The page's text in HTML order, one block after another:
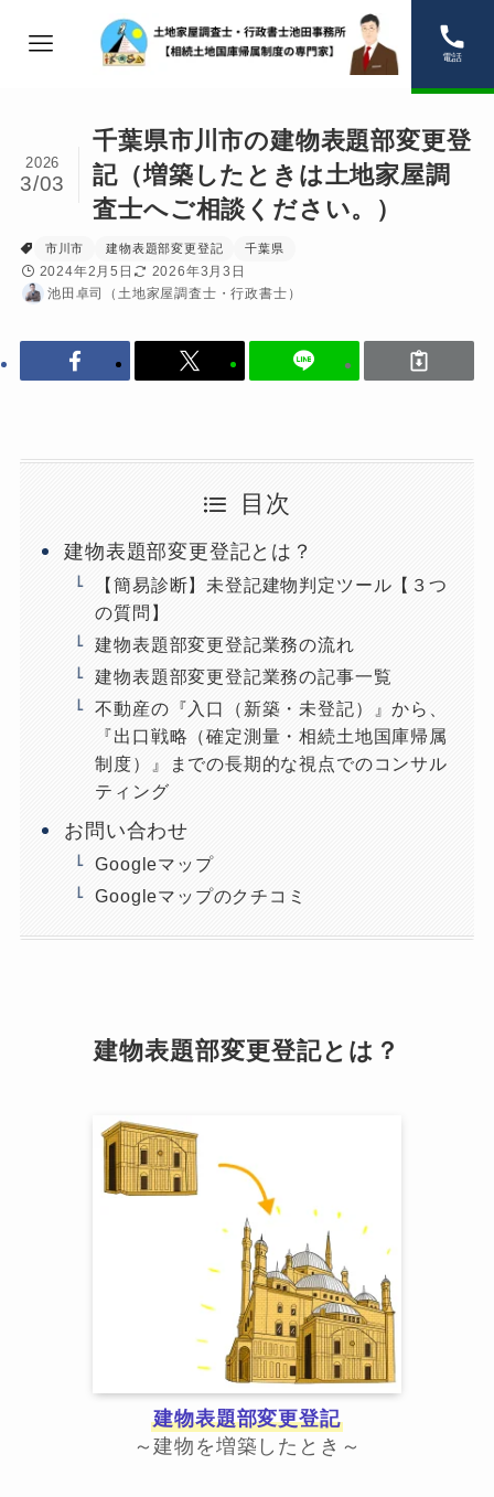
電話
千葉県市川市の建物表題部変更登
記（増築したときは土地家屋調
査士へご相談ください。）
2026
3/03
市川市 建物表題部変更登記 千葉県
2024年2月5日
2026年3月3日
池田卓司（土地家屋調査士・行政書士）
目次
建物表題部変更登記とは？
【簡易診断】未登記建物判定ツール【３つ
の質問】
建物表題部変更登記業務の流れ
建物表題部変更登記業務の記事一覧
不動産の『入口（新築・未登記）』から、
『出口戦略（確定測量・相続土地国庫帰属
制度）』までの長期的な視点でのコンサル
ティング
お問い合わせ
Googleマップ
Googleマップのクチコミ
建物表題部変更登記とは？
建物表題部変更登記
～建物を増築したとき～